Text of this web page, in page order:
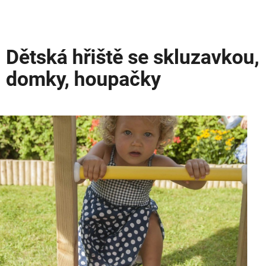
Dětská hřiště se skluzavkou,
domky, houpačky